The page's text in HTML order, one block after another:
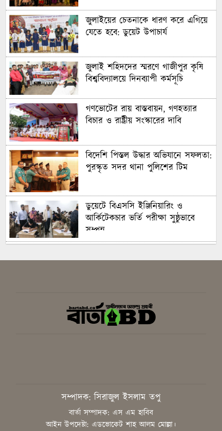
জুলাইয়ের চেতনাকে ধারণ করে এগিয়ে
যেতে হবে: ডুয়েট উপাচার্য
জুলাই শহিদদের স্মরণে গাজীপুর কৃষি
বিশ্ববিদ্যালয়ে দিনব্যাপী কর্মসূচি
গণভোটের রায় বাস্তবায়ন, গণহত্যার
বিচার ও রাষ্ট্রীয় সংস্কারের দাবি
বিদেশি পিস্তল উদ্ধার অভিযানে সফলতা:
পুরস্কৃত সদর থানা পুলিশের টিম
ডুয়েটে বিএসসি ইঞ্জিনিয়ারিং ও
আর্কিটেকচার ভর্তি পরীক্ষা সুষ্ঠুভাবে
সম্পন্ন
ইয়াস বাংলাদেশের সচেতনতামূলক
কর্মশালা অনুষ্ঠিত
সাংবাদিককে হয়রানির অভিযোগ,
নিরপেক্ষ তদন্ত চাইলেন কাপাসিয়ার
গণমাধ্যমকর্মীরা
সম্পাদক: সিরাজুল ইসলাম তপু
বার্তা সম্পাদক: এস এম হাবিব
আইন উপদেষ্টা: এডভোকেট শাহ আলম মোল্লা।